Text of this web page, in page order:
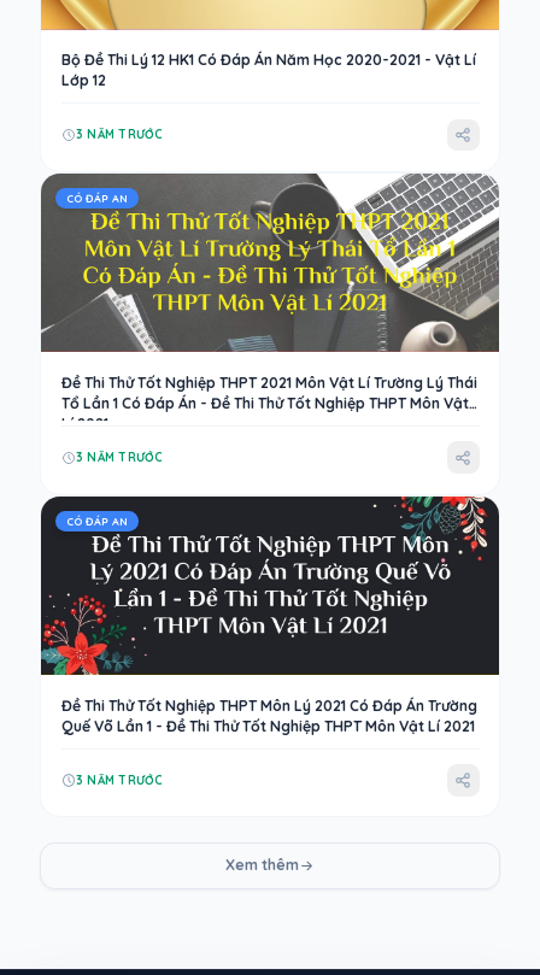
Bộ Đề Thi Lý 12 HK1 Có Đáp Án Năm Học 2020-2021 - Vật Lí
Lớp 12
3 NĂM TRƯỚC
CÓ ĐÁP AN
Đề Thi Thử Tốt Nghiệp THPT 2021 Môn Vật Lí Trường Lý Thái
Tổ Lần 1 Có Đáp Án - Đề Thi Thử Tốt Nghiệp THPT Môn Vật
Lí 2021
3 NĂM TRƯỚC
CÓ ĐÁP AN
Đề Thi Thử Tốt Nghiệp THPT Môn Lý 2021 Có Đáp Án Trường
Quế Võ Lần 1 - Đề Thi Thử Tốt Nghiệp THPT Môn Vật Lí 2021
3 NĂM TRƯỚC
Xem thêm